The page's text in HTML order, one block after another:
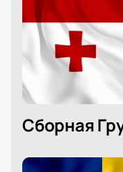
Сборная